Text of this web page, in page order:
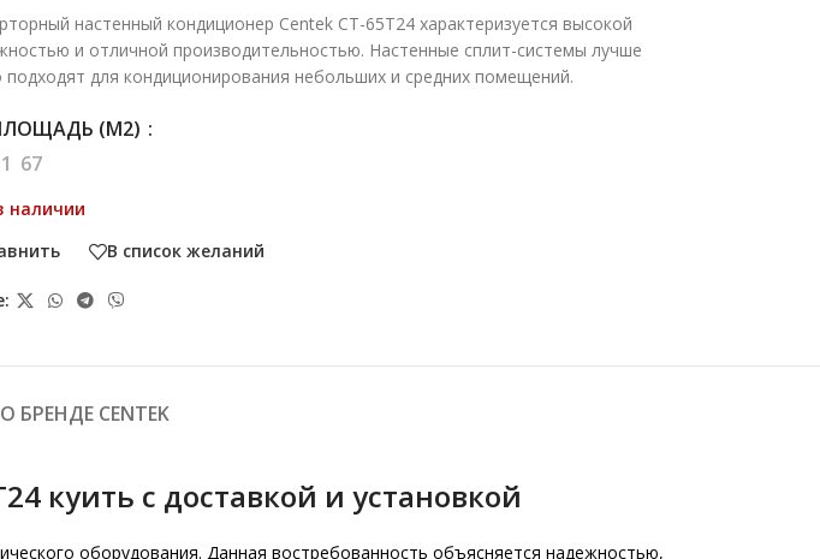
настенный кондиционер Centek CT-65T24 характеризуется высокой
и отличной производительностью. Настенные сплит-системы лучше
подходят для кондиционирования небольших и средних помещений.
(М2)
67
наличии
В список желаний
О БРЕНДЕ CENTEK
куить с доставкой и установкой
оборудования. Данная востребованность объясняется надежностью,